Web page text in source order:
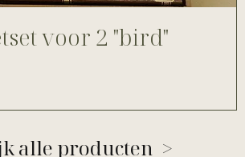
voor 2 "bird"
alle producten >